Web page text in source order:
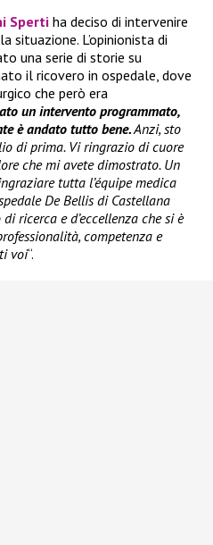
Sperti ha deciso di intervenire
situazione. L’opinionista di
una serie di storie su
il ricovero in ospedale, dove
che però era
un intervento programmato,
è andato tutto bene.Anzi, sto
di prima. Vi ringrazio di cuore
che mi avete dimostrato. Un
tutta l’équipe medica
De Bellis di Castellana
ricerca e d’eccellenza che si è
competenza e
voi“.